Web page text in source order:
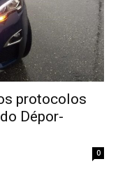
protocolos
Dépor-
0